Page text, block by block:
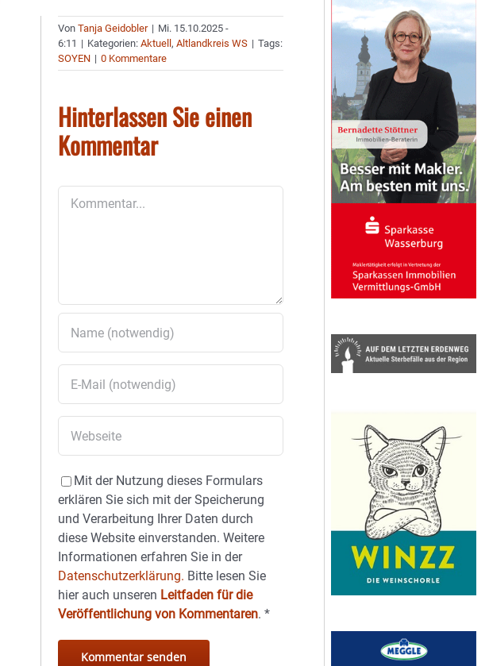
VonTanja Geidobler | Mi. 15.10.2025 -
6:11 | Kategorien:Aktuell,Altlandkreis WS | Tags:
SOYEN | 0 Kommentare
Hinterlassen Sie einen
Kommentar
Mit der Nutzung dieses Formulars
erklären Sie sich mit der Speicherung
und Verarbeitung Ihrer Daten durch
diese Website einverstanden. Weitere
Informationen erfahren Sie in der
Datenschutzerklärung. Bitte lesen Sie
hier auch unseren Leitfaden für die
Veröffentlichung von Kommentaren.*